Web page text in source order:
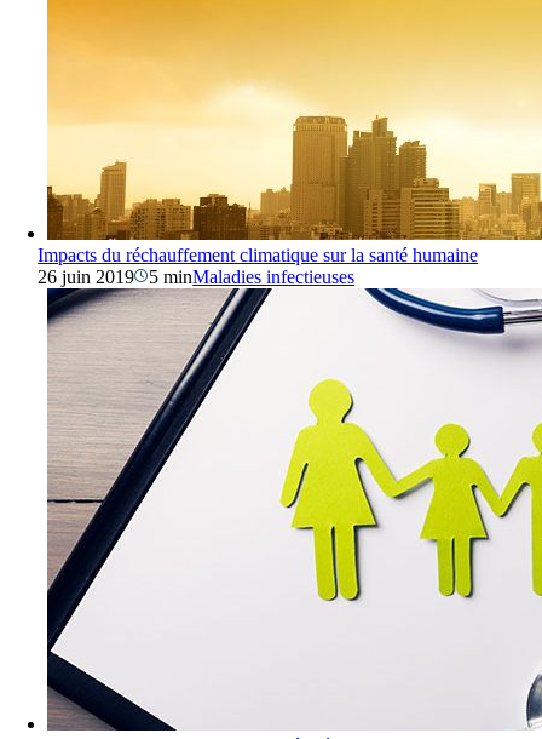
Impacts du réchauffement climatique sur la santé humaine
26 juin 2019
5 minMaladies infectieuses